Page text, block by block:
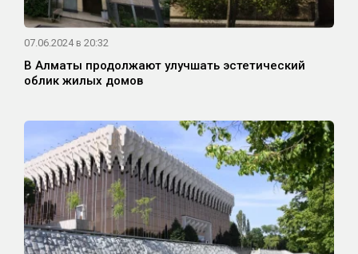
07.06.2024 в 20:32
В Алматы продолжают улучшать эстетический
облик жилых домов